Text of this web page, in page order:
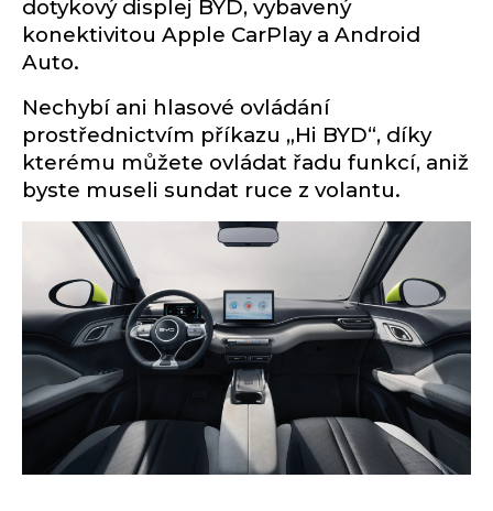
dotykový displej BYD, vybavený
konektivitou Apple CarPlay a Android
Auto.
Nechybí ani hlasové ovládání
prostřednictvím příkazu „Hi BYD“, díky
kterému můžete ovládat řadu funkcí, aniž
byste museli sundat ruce z volantu.